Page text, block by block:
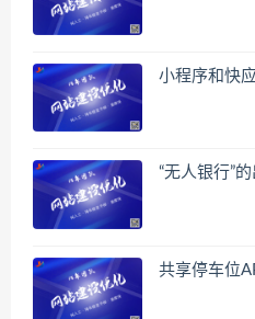
小程序和快
“无人银行”
共享停车位